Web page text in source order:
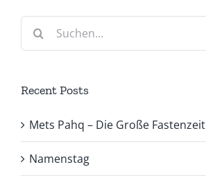
Suche
nach:
Recent Posts
Mets Pahq – Die Große Fastenzeit
Namenstag